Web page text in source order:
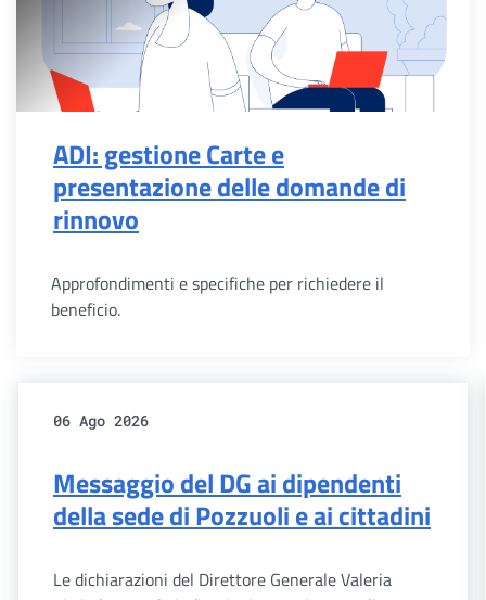
ADI: gestione Carte e
presentazione delle domande di
rinnovo
Approfondimenti e specifiche per richiedere il
beneficio.
06 Ago 2026
Messaggio del DG ai dipendenti
della sede di Pozzuoli e ai cittadini
Le dichiarazioni del Direttore Generale Valeria